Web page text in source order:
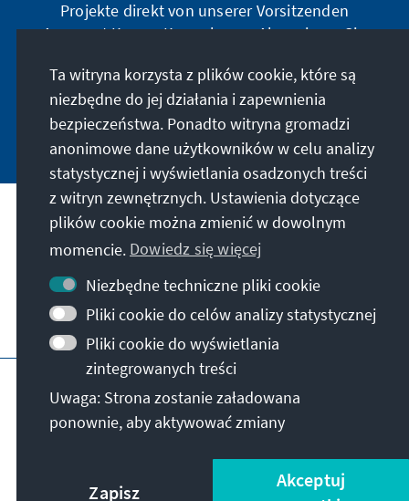
Projekte direkt von unserer Vorsitzenden
Annegret Kramp-Karrenbauer. Abonnieren Sie
auf dem Laufenden.
Jetzt abonnieren
Nasza misja
Kontakt
Dalsza działalność fundacji
Impressum Polityka prywatności
Erklärung zur Barrierefreiheit
Barriere melden
Mapa strony
© Konrad-Adenauer-Stiftung e.V. 2026
Ta witryna korzysta z plików cookie, które są
niezbędne do jej działania i zapewnienia
bezpieczeństwa. Ponadto witryna gromadzi
anonimowe dane użytkowników w celu analizy
statystycznej i wyświetlania osadzonych treści
z witryn zewnętrznych. Ustawienia dotyczące
plików cookie można zmienić w dowolnym
momencie. Dowiedz się więcej
Niezbędne techniczne pliki cookie
Pliki cookie do celów analizy statystycznej
Pliki cookie do wyświetlania
zintegrowanych treści
Uwaga: Strona zostanie załadowana
ponownie, aby aktywować zmiany
Zapisz
Akceptuj